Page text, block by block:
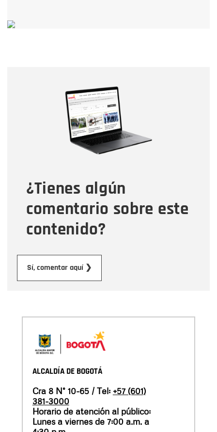
¿Tienes algún
comentario sobre este
contenido?
Sí, comentar aquí ❯
Correo electrónico
Tipo de comentario
Mensaje
ALCALDÍA DE BOGOTÁ
Cra 8 N° 10-65 / Tel: +57 (601)
381-3000
Horario de atención al público:
Lunes a viernes de 7:00 a.m. a